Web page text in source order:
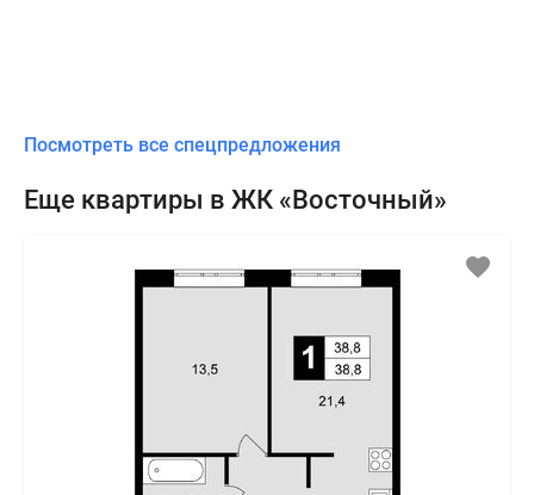
Посмотреть все спецпредложения
Еще квартиры в ЖК «Восточный»